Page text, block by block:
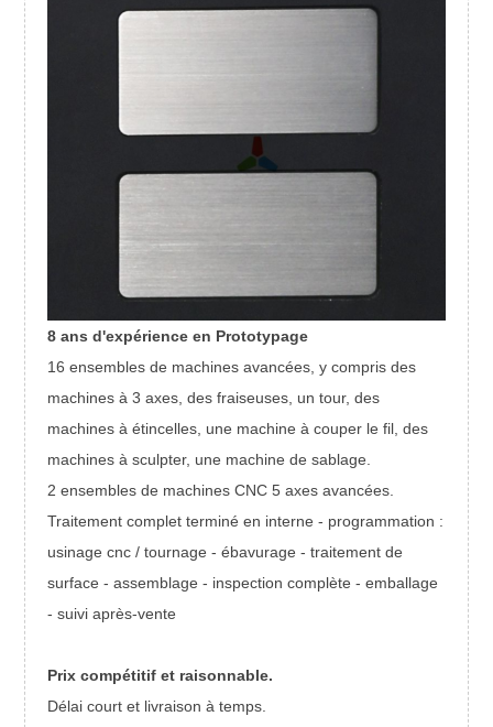
8 ans d'expérience en Prototypage
16 ensembles de machines avancées, y compris des
machines à 3 axes, des fraiseuses, un tour, des
machines à étincelles, une machine à couper le fil, des
machines à sculpter, une machine de sablage.
2 ensembles de machines CNC 5 axes avancées.
Traitement complet terminé en interne - programmation :
usinage cnc / tournage - ébavurage - traitement de
surface - assemblage - inspection complète - emballage
- suivi après-vente
Prix ​​compétitif et raisonnable.
Délai court et livraison à temps.